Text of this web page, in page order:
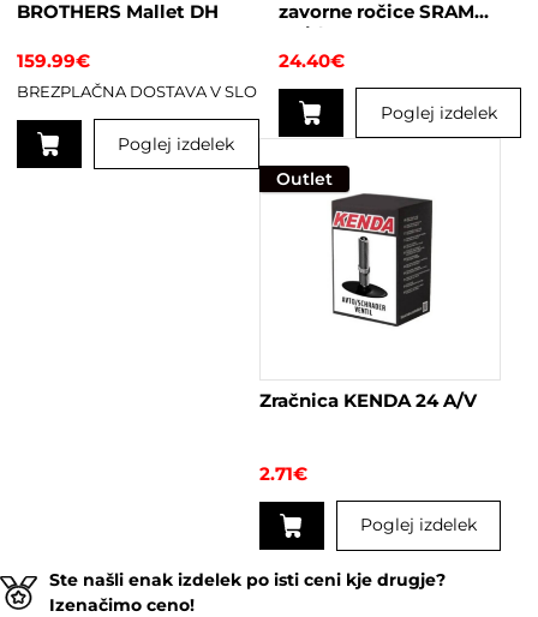
BROTHERS Mallet DH
159.99€
BREZPLAČNA DOSTAVA V SLO
Poglej izdelek
zavorne ročice SRAM
Guide RS
24.40€
Poglej izdelek
Outlet
Zračnica KENDA 24 A/V
2.71€
Poglej izdelek
Ste našli enak izdelek po isti ceni kje drugje?
Izenačimo ceno!